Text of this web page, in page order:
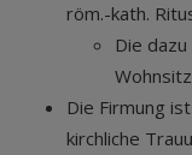
röm.-kath.
Die
Die Firmung
kirchliche